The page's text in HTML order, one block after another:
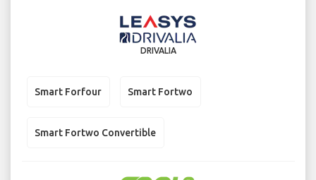
DRIVALIA
Smart Forfour Smart Fortwo
Smart Fortwo Convertible